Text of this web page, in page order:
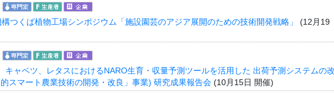
つくば植物工場シンポジウム「施設園芸のアジア展開のための技術開発戦略」
(12月19
キャベツ、レタスにおけるNARO生育・収量予測ツールを活用した 出荷予測システムの
スマート農業技術の開発・改良」事業) 研究成果報告会(10月15日 開催)